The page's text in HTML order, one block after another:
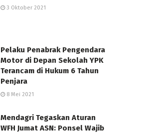
3 Oktober 2021
Pelaku Penabrak Pengendara
Motor di Depan Sekolah YPK
Terancam di Hukum 6 Tahun
Penjara
8 Mei 2021
Mendagri Tegaskan Aturan
WFH Jumat ASN: Ponsel Wajib